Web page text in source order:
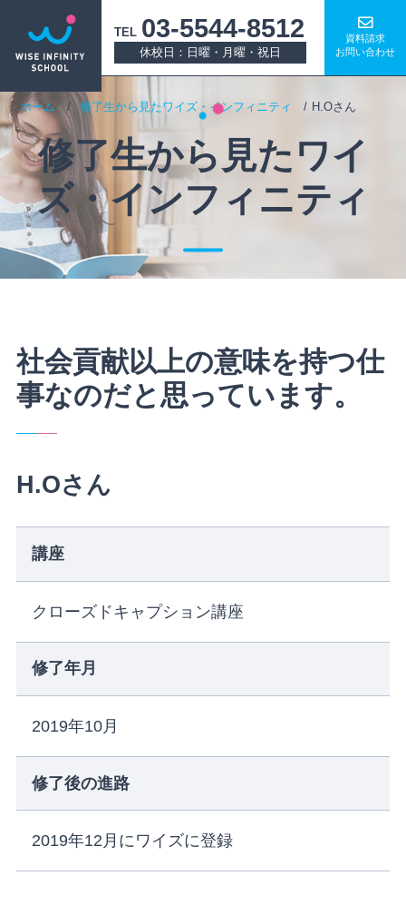
TEL 03-5544-8512
休校日：日曜・月曜・祝日
資料請求
お問い合わせ
ホーム 修了生から見たワイズ・インフィニティ H.Oさん
修了生から見たワイ
ズ・インフィニティ
社会貢献以上の意味を持つ仕
事なのだと思っています。
H.Oさん
講座
クローズドキャプション講座
修了年月
2019年10月
修了後の進路
2019年12月にワイズに登録